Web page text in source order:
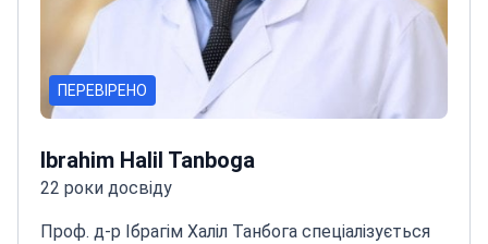
ПЕРЕВІРЕНО
Ibrahim Halil Tanboga
22 роки досвіду
Проф. д-р Ібрагім Халіл Танбога спеціалізується